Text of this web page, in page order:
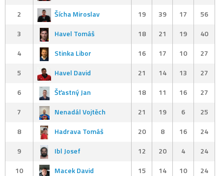
2
Šícha Miroslav 19 39 17
56
3
Havel Tomáš 18 21 19
40
4
Stinka Libor 16 17 10
27
5
Havel David 21 14 13
27
6
Šťastný Jan 18 11 16
27
7
Nenadál Vojtěch 21 19 6
25
8
Hadrava Tomáš 20 8 16
24
9
Ibl Josef 12 20 4
24
10
Macek David 15 14 10
24